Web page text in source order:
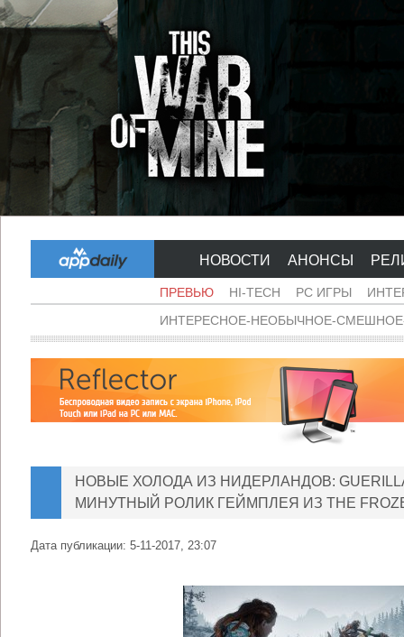
НОВОСТИ АНОНСЫ
ПРЕВЬЮ HI-TECH PC ИГРЫ
ИНТЕРЕСНОЕ-НЕОБЫЧНОЕ-
НОВЫЕ ХОЛОДА ИЗ НИДЕРЛАНДОВ:
МИНУТНЫЙ РОЛИК ГЕЙМПЛЕЯ ИЗ THE
Дата публикации: 5-11-2017, 23:07